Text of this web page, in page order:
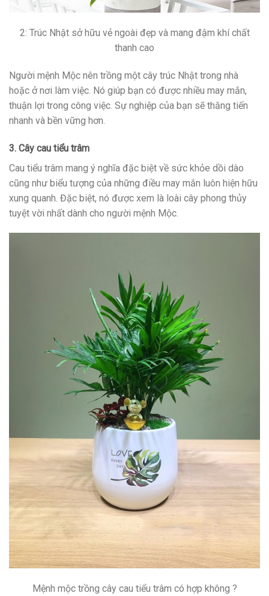
2: Trúc Nhật sở hữu vẻ ngoài đẹp và mang đậm khí chất
thanh cao
Người mệnh Mộc nên trồng một cây trúc Nhật trong nhà
hoặc ở nơi làm việc. Nó giúp bạn có được nhiều may mắn,
thuận lợi trong công việc. Sự nghiệp của bạn sẽ thăng tiến
nhanh và bền vững hơn.
3. Cây cau tiểu trâm
Cau tiểu trâm mang ý nghĩa đặc biệt về sức khỏe dồi dào
cũng như biểu tượng của những điều may mắn luôn hiện hữu
xung quanh. Đặc biệt, nó được xem là loài cây phong thủy
tuyệt vời nhất dành cho người mệnh Mộc.
Mệnh mộc trồng cây cau tiểu trâm có hợp không ?